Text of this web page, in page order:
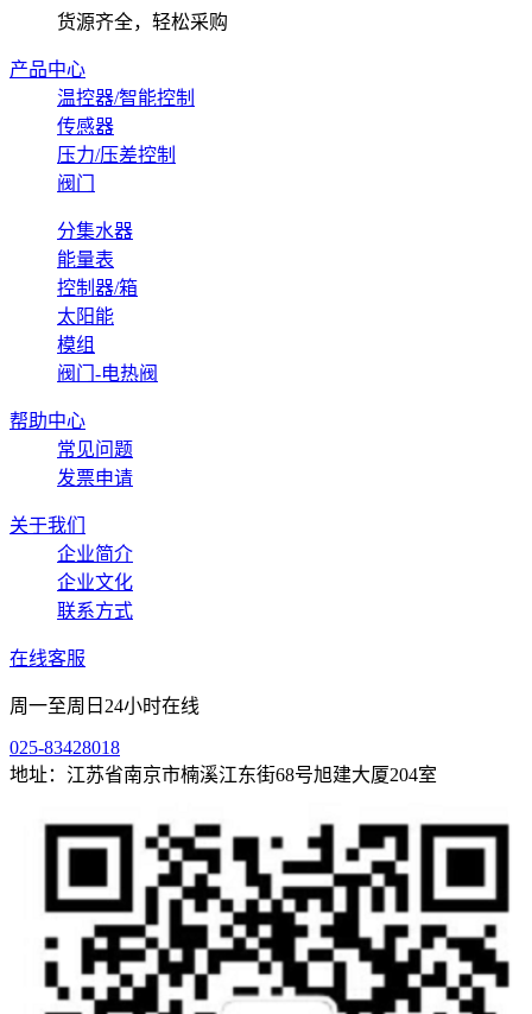
货源齐全，轻松采购
产品中心
温控器/智能控制
传感器
压力/压差控制
阀门
分集水器
能量表
控制器/箱
太阳能
模组
阀门-电热阀
帮助中心
常见问题
发票申请
关于我们
企业简介
企业文化
联系方式
在线客服
周一至周日24小时在线
025-83428018
地址：江苏省南京市楠溪江东街68号旭建大厦204室